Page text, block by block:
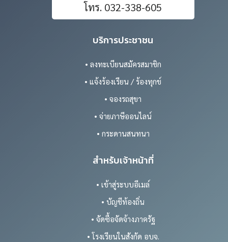
โทร. 032-338-605
บริการประชาชน
• ลงทะเบียนสมัครสมาชิก
• แจ้งร้องเรียน / ร้องทุกข์
• จองรถสุขา
• จ่ายภาษีออนไลน์
• กระดานสนทนา
สำหรับเจ้าหน้าที่
• เข้าสู่ระบบอีเมล์
• บัญชีท้องถิ่น
• จัดซื้อจัดจ้างภาครัฐ
• โรงเรียนในสังกัด อบจ.